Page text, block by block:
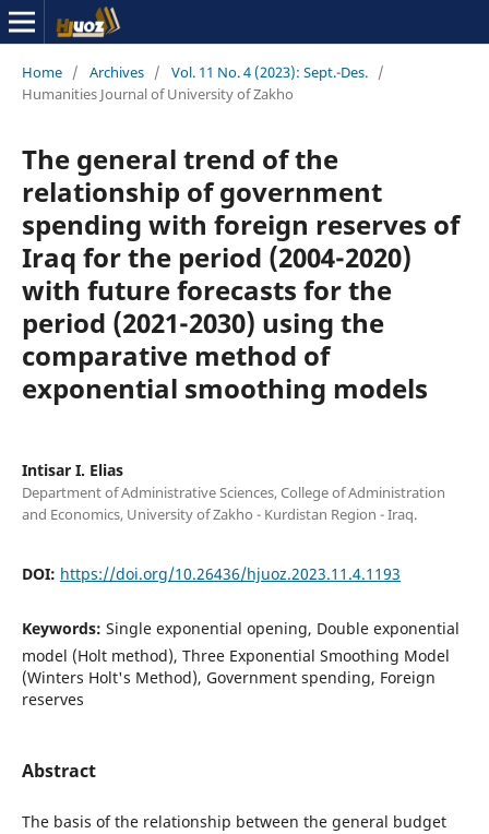
Home / Archives / Vol. 11 No. 4 (2023): Sept.-Des. /
Humanities Journal of University of Zakho
The general trend of the
relationship of government
spending with foreign reserves of
Iraq for the period (2004-2020)
with future forecasts for the
period (2021-2030) using the
comparative method of
exponential smoothing models
Intisar I. Elias
Department of Administrative Sciences, College of Administration
and Economics, University of Zakho - Kurdistan Region - Iraq.
DOI: https://doi.org/10.26436/hjuoz.2023.11.4.1193
Keywords: Single exponential opening, Double exponential
model (Holt method), Three Exponential Smoothing Model
(Winters Holt's Method), Government spending, Foreign
reserves
Abstract
The basis of the relationship between the general budget